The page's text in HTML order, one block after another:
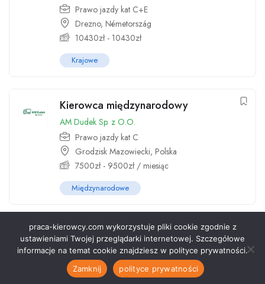
Prawo jazdy kat C+E
Drezno, Németország
10430zł- 10430zł
Krajowe
Kierowca międzynarodowy
AM Dudek Sp. z O.O.
Prawo jazdy kat C
Grodzisk Mazowiecki, Polska
7500zł- 9500zł/ miesiąc
Międzynarodowe
© 2026 - Superio. Wszystkie Prawa Zastrzeżone. Zasilane przez
ApusTheme
praca-kierowcy.com wykorzystuje pliki cookie zgodnie z
ustawieniami Twojej przeglądarki internetowej. Szczegółowe
informacje na temat cookie znajdziesz w polityce prywatności.
Zamknij
polityce prywatności